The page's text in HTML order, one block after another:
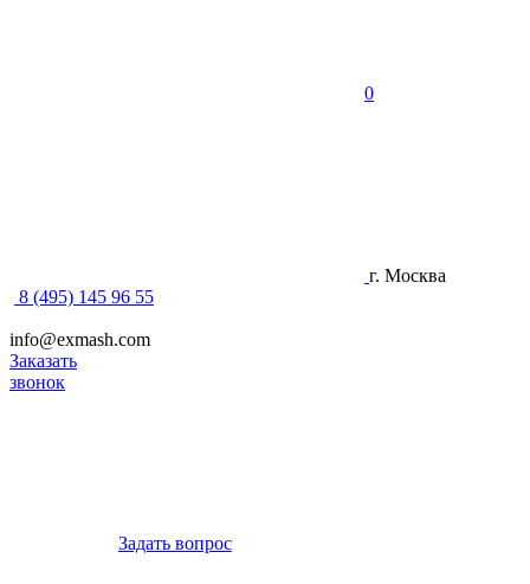
0
г. Москва
8 (495) 145 96 55
info@exmash.com
Заказать
звонок
Задать вопрос